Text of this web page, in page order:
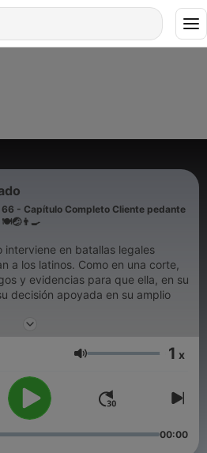
66 - Capítulo Completo Cliente pedante
🍽️🤕👨‍🍳
interviene en batallas legales
a los latinos. Como en una corte,
y evidencias para que ella, en su
decisión apoyada en su amplio
Volumen 1 x
00:00